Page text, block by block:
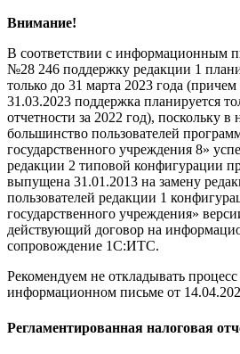
Внимание!
В соответствии с информационным
№28 246 поддержку редакции 1
только до 31 марта 2023 года
31.03.2023 поддержка планируется
отчетности за 2022 год), поскольку в
большинство пользователей
государственного учреждения 8»
редакции 2 типовой конфигурации
выпущена 31.01.2013 на замену
пользователей редакции 1
государственного учреждения»
действующий договор на
сопровождение 1С:ИТС.
Рекомендуем не откладывать
информационном письме от
Регламентированная налоговая